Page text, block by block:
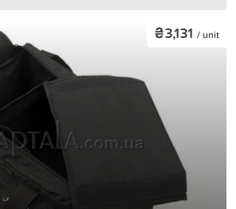
₴3,131 / unit